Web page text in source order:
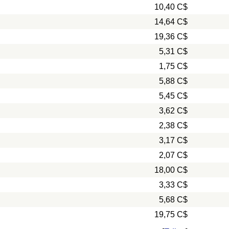
10,40 C$
14,64 C$
19,36 C$
5,31 C$
1,75 C$
5,88 C$
5,45 C$
3,62 C$
2,38 C$
3,17 C$
2,07 C$
18,00 C$
3,33 C$
5,68 C$
19,75 C$